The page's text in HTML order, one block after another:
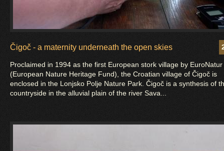
Čigoč - a maternity underneath the open skies
Proclaimed in 1994 as the first European stork village by EuroNatur
(European Nature Heritage Fund), the Croatian village of Čigoč is
enclosed in the Lonjsko Polje Nature Park. Čigoč is a synthesis of
countryside in the alluvial plain of the river Sava...